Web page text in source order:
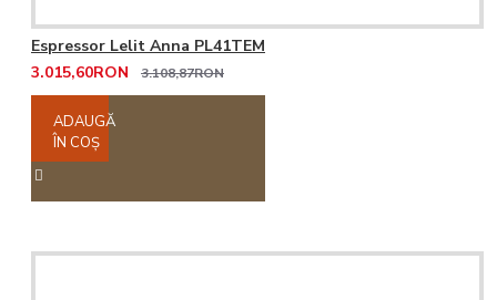
Espressor Lelit Anna PL41TEM
3.015,60RON
3.108,87RON
ADAUGĂ
ÎN COŞ